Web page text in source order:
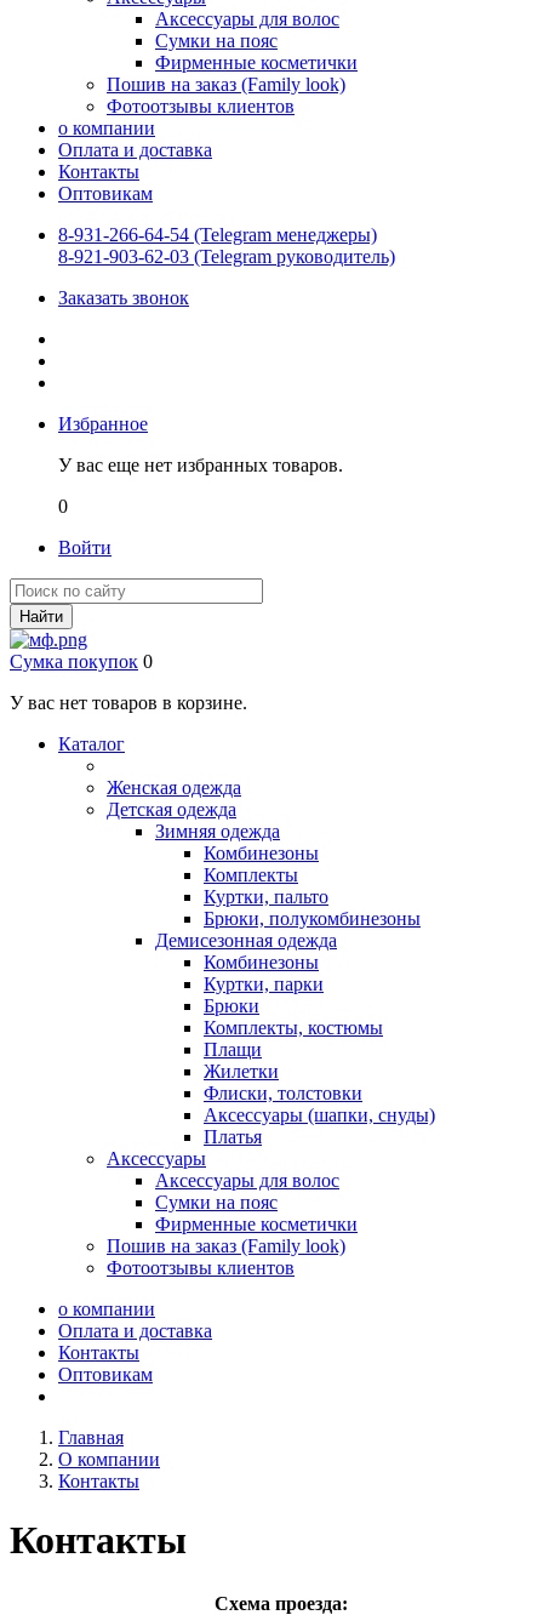
Аксессуары для волос
Сумки на пояс
Фирменные косметички
Пошив на заказ (Family look)
Фотоотзывы клиентов
о компании
Оплата и доставка
Контакты
Оптовикам
8-931-266-64-54 (Telegram менеджеры)
8-921-903-62-03 (Telegram руководитель)
Заказать звонок
Избранное
У вас еще нет избранных товаров.
0
Войти
Найти
Сумка покупок 0
У вас нет товаров в корзине.
Каталог
Женская одежда
Детская одежда
Зимняя одежда
Комбинезоны
Комплекты
Куртки, пальто
Брюки, полукомбинезоны
Демисезонная одежда
Комбинезоны
Куртки, парки
Брюки
Комплекты, костюмы
Плащи
Жилетки
Флиски, толстовки
Аксессуары (шапки, снуды)
Платья
Аксессуары
Аксессуары для волос
Сумки на пояс
Фирменные косметички
Пошив на заказ (Family look)
Фотоотзывы клиентов
о компании
Оплата и доставка
Контакты
Оптовикам
Главная
О компании
Контакты
Контакты
Схема проезда: